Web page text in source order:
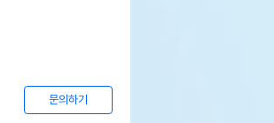
문의하기